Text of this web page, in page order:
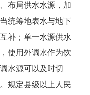
布局供水水源，加
统筹地表水与地下
补；单一水源供水
使用外调水作为饮
水源可以及时切
规定县级以上人民